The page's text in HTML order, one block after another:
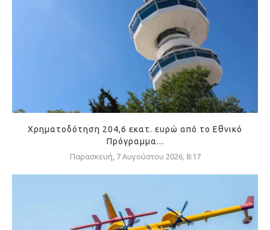
Χρηματοδότηση 204,6 εκατ. ευρώ από το Εθνικό
Πρόγραμμα...
Παρασκευή, 7 Αυγούστου 2026, 8:17